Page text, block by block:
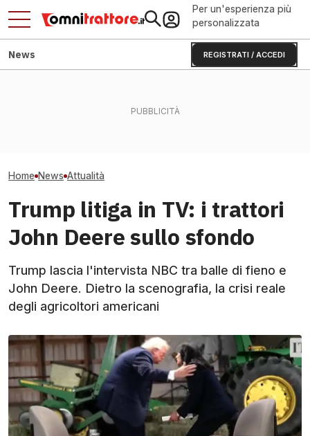
Per un'esperienza più
personalizzata
REGISTRATI / ACCEDI
News
Home News Attualità
Trump litiga in TV: i trattori
John Deere sullo sfondo
Trump lascia l'intervista NBC tra balle di fieno e
John Deere. Dietro la scenografia, la crisi reale
degli agricoltori americani